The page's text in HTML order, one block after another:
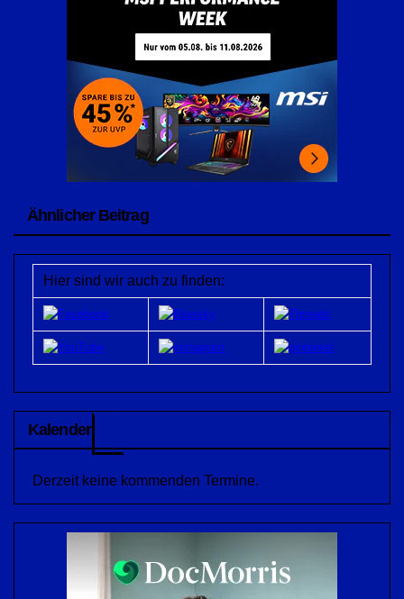
Ähnlicher Beitrag
Hier sind wir auch zu finden:
Kalender
Derzeit keine kommenden Termine.